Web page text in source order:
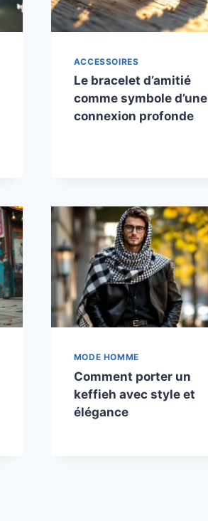
ACCESSOIRES
Le bracelet d’amitié
comme symbole d’une
connexion profonde
MODE HOMME
Comment porter un
keffieh avec style et
élégance